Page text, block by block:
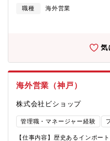
等々。【部署】自動機器事業部
める組み合わせはかりの営業活
欧米での本社製ハイエンド機種
整を行う・戦略的思考で自ら顧
客ニーズを汲み取った提案を行
職種
海外営業
気
海外営業（神戸）
株式会社ビショップ
管理職・マネージャー経験
【仕事内容】歴史あるインポー